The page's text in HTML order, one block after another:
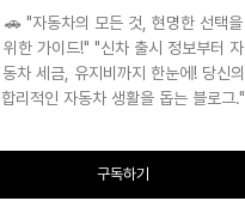
🚗 "자동차의 모든 것, 현명한 선택을
위한 가이드!" "신차 출시 정보부터 자
동차 세금, 유지비까지 한눈에! 당신의
합리적인 자동차 생활을 돕는 블로그."
구독하기